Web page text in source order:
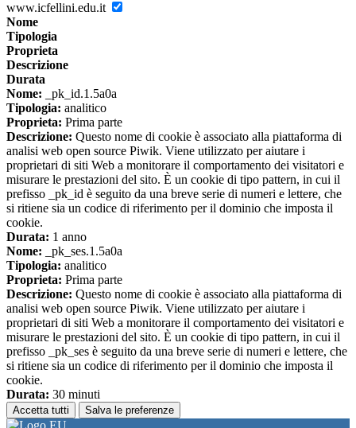
www.icfellini.edu.it
Nome
Tipologia
Proprieta
Descrizione
Durata
Nome: _pk_id.1.5a0a
Tipologia: analitico
Proprieta: Prima parte
Descrizione: Questo nome di cookie è associato alla piattaforma di
analisi web open source Piwik. Viene utilizzato per aiutare i
proprietari di siti Web a monitorare il comportamento dei visitatori e
misurare le prestazioni del sito. È un cookie di tipo pattern, in cui il
prefisso _pk_id è seguito da una breve serie di numeri e lettere, che
si ritiene sia un codice di riferimento per il dominio che imposta il
cookie.
Durata: 1 anno
Nome: _pk_ses.1.5a0a
Tipologia: analitico
Proprieta: Prima parte
Descrizione: Questo nome di cookie è associato alla piattaforma di
analisi web open source Piwik. Viene utilizzato per aiutare i
proprietari di siti Web a monitorare il comportamento dei visitatori e
misurare le prestazioni del sito. È un cookie di tipo pattern, in cui il
prefisso _pk_ses è seguito da una breve serie di numeri e lettere, che
si ritiene sia un codice di riferimento per il dominio che imposta il
cookie.
Durata: 30 minuti
Accetta tutti Salva le preferenze